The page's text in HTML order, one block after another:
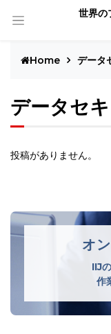
世界の
Home データ
データセ
投稿がありません。
オ
IIJ
作